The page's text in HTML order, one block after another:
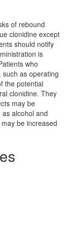
of rebound
clonidine except
should notify
is
who
as operating
the potential
clonidine. They
may be
alcohol and
be increased